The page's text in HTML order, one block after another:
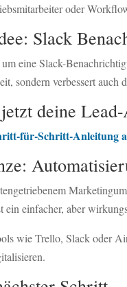
oder
Slack
eine Slack-
sondern verbessert auch
deine
für-Schritt-Anleitung
ein einfacher, aber
wie Trello, Slack oder